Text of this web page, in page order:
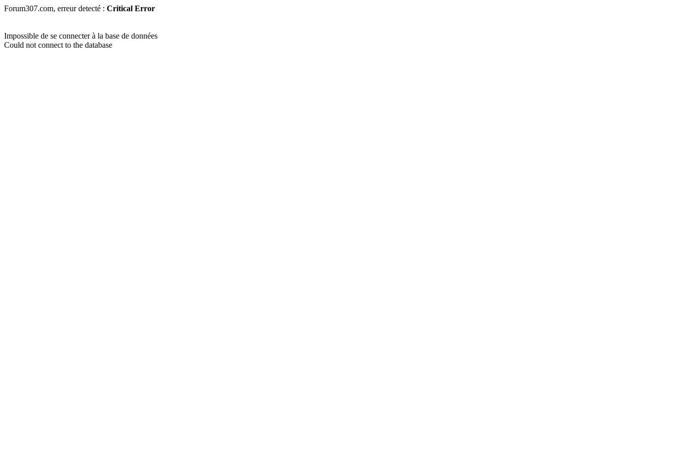
Forum307.com, erreur detecté : Critical Error
Impossible de se connecter à la base de données
Could not connect to the database